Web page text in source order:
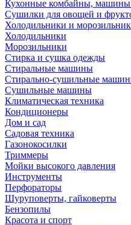
Кухонные комбайны, машины
Сушилки для овощей и
Холодильники и
Холодильники
Морозильники
Стирка и сушка одежды
Стиральные машины
Стирально-сушильные
Сушильные машины
Климатическая техника
Кондиционеры
Дом и сад
Садовая техника
Газонокосилки
Триммеры
Мойки высокого давления
Инструменты
Перфораторы
Шуруповерты, гайковерты
Бензопилы
Красота и спорт